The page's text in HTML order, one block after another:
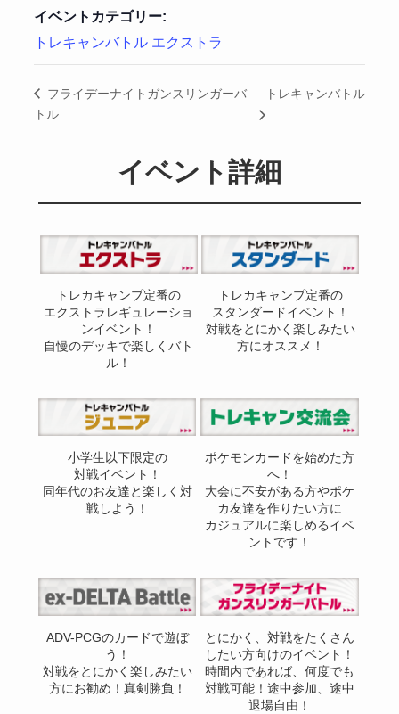
イベントカテゴリー:
トレキャンバトル エクストラ
フライデーナイトガンスリンガーバ
トル
トレキャンバトル
イベント詳細
トレカキャンプ定番の
エクストラレギュレーショ
ンイベント！
自慢のデッキで楽しくバト
ル！
トレカキャンプ定番の
スタンダードイベント！
対戦をとにかく楽しみたい
方にオススメ！
小学生以下限定の
対戦イベント！
同年代のお友達と楽しく対
戦しよう！
ポケモンカードを始めた方
へ！
大会に不安がある方やポケ
カ友達を作りたい方に
カジュアルに楽しめるイベ
ントです！
ADV-PCGのカードで遊ぼ
う！
対戦をとにかく楽しみたい
方にお勧め！真剣勝負！
とにかく、対戦をたくさん
したい方向けのイベント！
時間内であれば、何度でも
対戦可能！途中参加、途中
退場自由！